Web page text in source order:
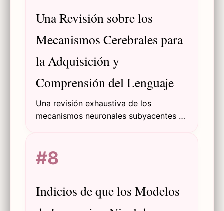
Una Revisión sobre los
Mecanismos Cerebrales para
la Adquisición y
Comprensión del Lenguaje
Una revisión exhaustiva de los
mecanismos neuronales subyacentes a
experimentales neurolingüísticas.
#8
Indicios de que los Modelos